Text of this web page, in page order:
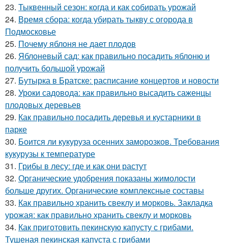
23. Тыквенный сезон: когда и как собирать урожай
24. Время сбора: когда убирать тыкву с огорода в
Подмосковье
25. Почему яблоня не дает плодов
26. Яблоневый сад: как правильно посадить яблоню и
получить большой урожай
27. Бутырка в Братске: расписание концертов и новости
28. Уроки садовода: как правильно высадить саженцы
плодовых деревьев
29. Как правильно посадить деревья и кустарники в
парке
30. Боится ли кукуруза осенних заморозков. Требования
кукурузы к температуре
31. Грибы в лесу: где и как они растут
32. Органические удобрения показаны жимолости
больше других. Органические комплексные составы
33. Как правильно хранить свеклу и морковь. Закладка
урожая: как правильно хранить свеклу и морковь
34. Как приготовить пекинскую капусту с грибами.
Тушеная пекинская капуста с грибами